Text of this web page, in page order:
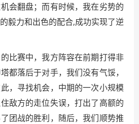
会翻盘；而有时候，我在劣势的
毅力和出色的配合,成功实现了逆
比赛中，我方阵容在前期打得非
都落后于对手，我们没有气馁，
，寻找机会，中期的一次小规模
敌方的走位失误，打出了高额的
团战的胜利，随后，我们顺势推